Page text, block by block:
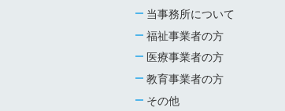
当事務所について
福祉事業者の方
医療事業者の方
教育事業者の方
その他